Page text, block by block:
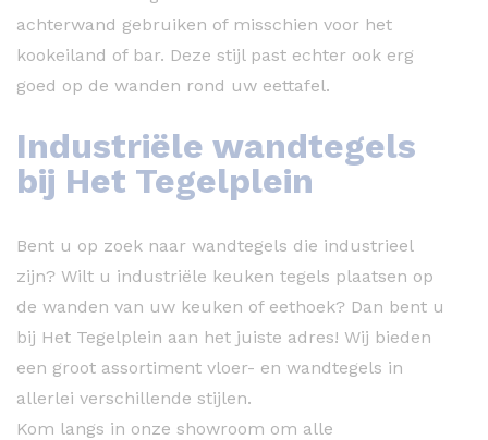
achterwand gebruiken of misschien voor het
kookeiland of bar. Deze stijl past echter ook erg
goed op de wanden rond uw eettafel.
Industriële wandtegels
bij Het Tegelplein
Bent u op zoek naar wandtegels die industrieel
zijn? Wilt u industriële keuken tegels plaatsen op
de wanden van uw keuken of eethoek? Dan bent u
bij Het Tegelplein aan het juiste adres! Wij bieden
een groot assortiment vloer- en wandtegels in
allerlei verschillende stijlen.
Kom langs in onze showroom om alle